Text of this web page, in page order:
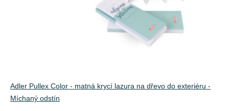
Adler Pullex Color - matná krycí lazura na dřevo do exteriéru -
Míchaný odstín